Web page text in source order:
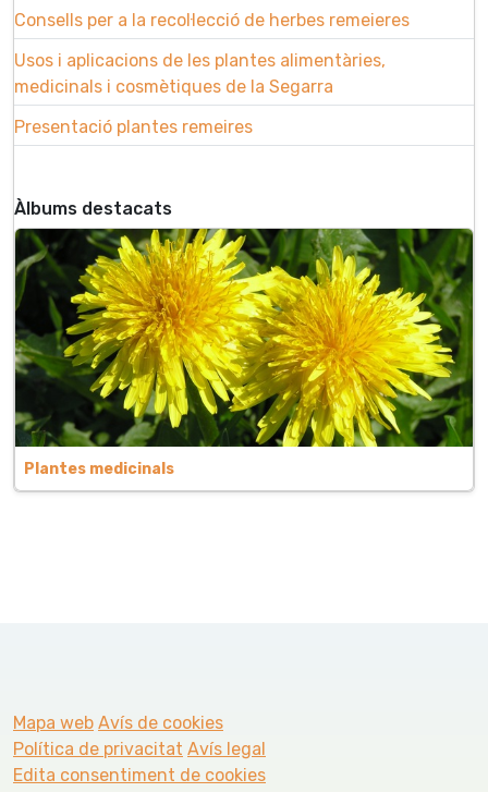
Consells per a la recol·lecció de herbes remeieres
Usos i aplicacions de les plantes alimentàries,
medicinals i cosmètiques de la Segarra
Presentació plantes remeires
Àlbums destacats
Plantes medicinals
Mapa web Avís de cookies
Política de privacitat Avís legal
Edita consentiment de cookies